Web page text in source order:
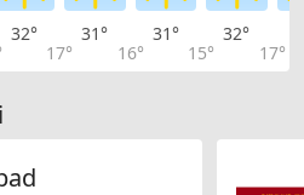
32°
17°
31°
16°
31°
15°
32°
17°